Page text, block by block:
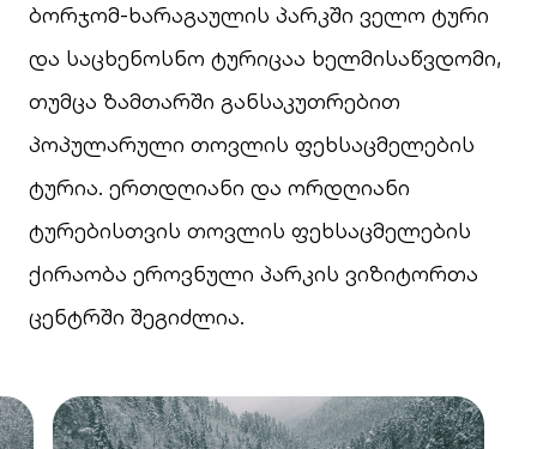
ბორჯომ-ხარაგაულის პარკში ველო ტური
და საცხენოსნო ტურიცაა ხელმისაწვდომი,
თუმცა ზამთარში განსაკუთრებით
პოპულარული თოვლის ფეხსაცმელების
ტურია. ერთდღიანი და ორდღიანი
ტურებისთვის თოვლის ფეხსაცმელების
ქირაობა ეროვნული პარკის ვიზიტორთა
ცენტრში შეგიძლია.